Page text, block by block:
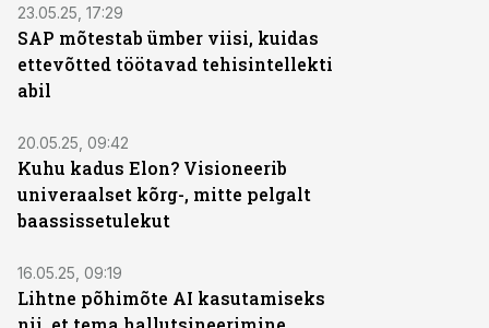
23.05.25, 17:29
SAP mõtestab ümber viisi, kuidas
ettevõtted töötavad tehisintellekti
abil
20.05.25, 09:42
Kuhu kadus Elon? Visioneerib
univeraalset kõrg-, mitte pelgalt
baassissetulekut
16.05.25, 09:19
Lihtne põhimõte AI kasutamiseks